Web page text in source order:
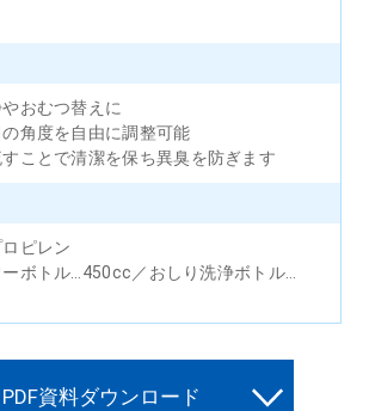
おむつ替えに
角度を自由に調整可能
ことで清潔を保ち異臭を防ぎます
ピレン
ボトル…450cc／おしり洗浄ボトル…
PDF資料ダウンロード